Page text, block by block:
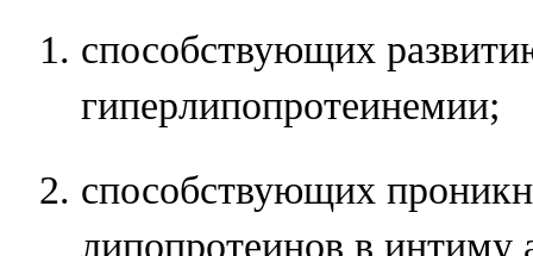
способствующих
гиперлипопротеинемии;
способствующих
липопротеинов в интиму